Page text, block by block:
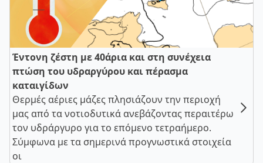
Έντονη ζέστη με 40άρια και στη συνέχεια
πτώση του υδραργύρου και πέρασμα
καταιγίδων
Θερμές αέριες μάζες πλησιάζουν την περιοχή
μας από τα νοτιοδυτικά ανεβάζοντας περαιτέρω
τον υδράργυρο για το επόμενο τετραήμερο.
Σύμφωνα με τα σημερινά προγνωστικά στοιχεία
οι